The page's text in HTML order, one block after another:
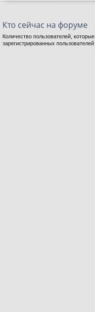
Кто сейчас на форуме
Количество пользователей,
зарегистрированных пользователей